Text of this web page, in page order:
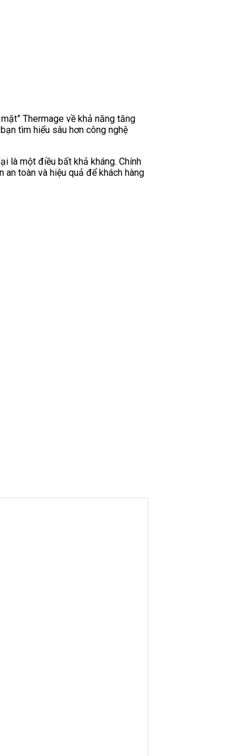
Thermage về khả năng tăng
tìm hiểu sâu hơn công nghệ
là một điều bất khả kháng. Chính
an toàn và hiệu quả để khách hàng